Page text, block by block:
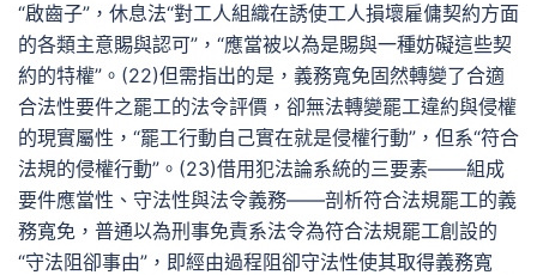
“啟齒子”，休息法“對工人組織在誘使工人損壞雇傭契約方面
的各類主意賜與認可”，“應當被以為是賜與一種妨礙這些契
約的特權”。(22)但需指出的是，義務寬免固然轉變了合適
合法性要件之罷工的法令評價，卻無法轉變罷工違約與侵權
的現實屬性，“罷工行動自己實在就是侵權行動”，但系“符合
法規的侵權行動”。(23)借用犯法論系統的三要素——組成
要件應當性、守法性與法令義務——剖析符合法規罷工的義
務寬免，普通以為刑事免責系法令為符合法規罷工創設的
“守法阻卻事由”，即經由過程阻卻守法性使其取得義務寬